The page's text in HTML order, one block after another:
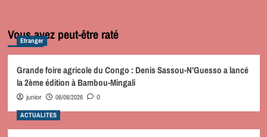
Vous avez peut-être raté
Etranger
Grande foire agricole du Congo : Denis Sassou-N’Guesso a lancé
la 2ème édition à Bambou-Mingali
junior 06/08/2026 0
ACTUALITES